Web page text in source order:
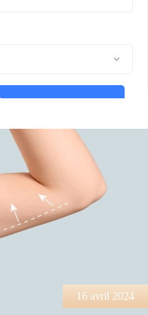
16 avril 2024